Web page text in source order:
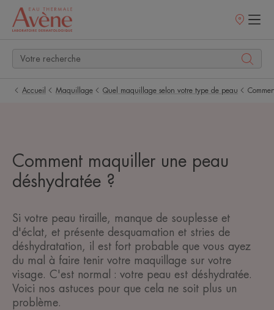
Points
Accueil Maquillage Quel maquillage selon votre type de peau
Comment maquiller une peau
déshydratée ?
Si votre peau tiraille, manque de souplesse et
d'éclat, et présente desquamation et stries de
déshydratation, il est fort probable que vous ayez
du mal à faire tenir votre maquillage sur votre
visage. C'est normal : votre peau est déshydratée.
Voici nos astuces pour que cela ne soit plus un
problème.